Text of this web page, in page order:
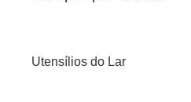
Utensílios do Lar